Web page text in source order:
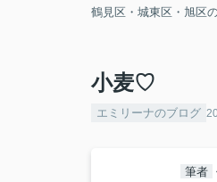
鶴見区・城東区・旭区
小麦♡
エミリーナのブログ
筆者